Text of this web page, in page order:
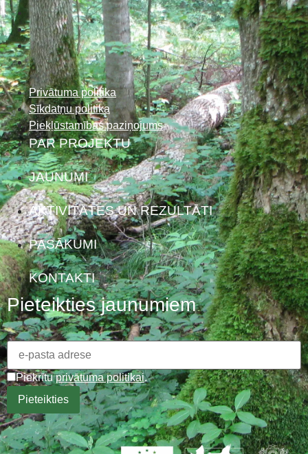
Privātuma politika
Sīkdatņu politika
Piekļūstamības paziņojums
PAR PROJEKTU
JAUNUMI
AKTIVITĀTES UN REZULTĀTI
PASĀKUMI
KONTAKTI
Pieteikties jaunumiem
Piekrītuprivātuma politikai.